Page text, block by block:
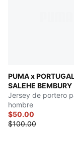
PUMA x
SALEHE BEMBURY
Jersey de portero
hombre
$50.00
$100.00